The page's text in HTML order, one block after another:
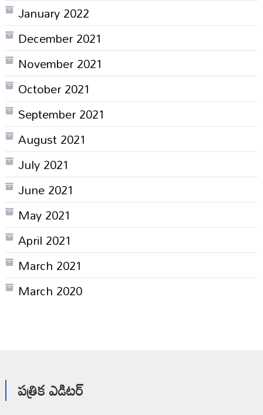
January 2022
December 2021
November 2021
October 2021
September 2021
August 2021
July 2021
June 2021
May 2021
April 2021
March 2021
March 2020
పత్రిక ఎడిటర్